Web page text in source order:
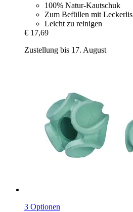
100% Natur-Kautschuk
Zum Befüllen mit Leckerlis
Leicht zu reinigen
€ 17,69
Zustellung bis 17. August
3 Optionen